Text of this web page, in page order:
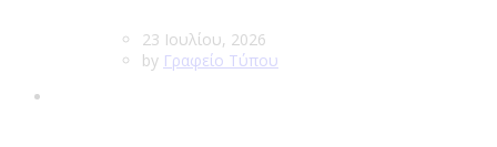
23 Ιουλίου, 2026
by Γραφείο Τύπου